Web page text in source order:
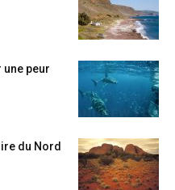
une peur
du Nord